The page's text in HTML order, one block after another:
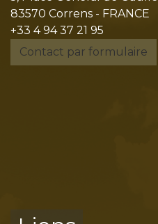
83570 Correns - FRANCE
+33 4 94 37 21 95
Contact par formulaire